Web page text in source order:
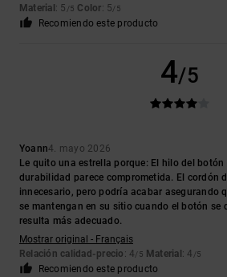
Material : 5 /5 Color: 5/5
Recomiendo este producto
4/5
Yoann4. mayo 2026
Le quito una estrella porque: El hilo del
durabilidad parece comprometida. El cordón
innecesario, pero podría acabar asegurando
se mantengan en su sitio cuando el botón se
resulta más adecuado.
Mostrar original - Français
Relación calidad-precio : 4/5 Material : 4 /5
Recomiendo este producto